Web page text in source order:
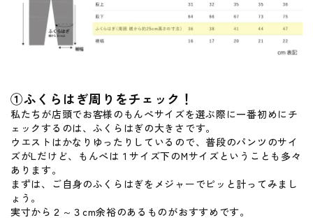
①ふくらはぎ周りをチェック！
私たちが店頭でお客様のもんぺサイズを選ぶ際に一番初めにチ
ェックするのは、ふくらはぎの大きさです。
ウエストはかなりゆったりしているので、普段のパンツのサイ
ズがLだけど、もんぺは１サイズ下のMサイズということも多々
あります。
まずは、ご自身のふくらはぎをメジャーでピッと計ってみまし
ょう。
実寸から２～３cm余裕のあるものがおすすめです。